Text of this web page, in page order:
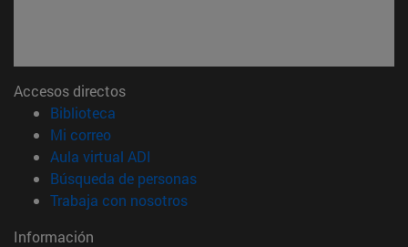
Accesos directos
Biblioteca
Mi correo(abre en nueva ventana)
Aula virtual ADI
Búsqueda de personas(abre en nueva ventana)
Trabaja con nosotros(abre en nueva ventana)
Información